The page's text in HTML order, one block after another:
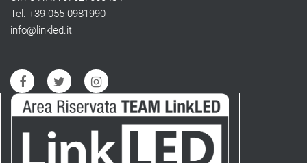
Tel. +39 055 0981990
info@linkled.it